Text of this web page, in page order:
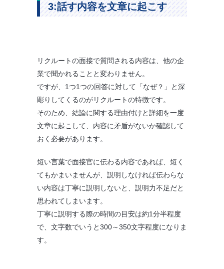
3:話す内容を文章に起こす
リクルートの面接で質問される内容は、他の企
業で聞かれることと変わりません。
ですが、1つ1つの回答に対して「なぜ？」と深
彫りしてくるのがリクルートの特徴です。
そのため、結論に関する理由付けと詳細を一度
文章に起こして、内容に矛盾がないか確認して
おく必要があります。
短い言葉で面接官に伝わる内容であれば、短く
てもかまいませんが、説明しなければ伝わらな
い内容は丁寧に説明しないと、説明力不足だと
思われてしまいます。
丁寧に説明する際の時間の目安は約1分半程度
で、文字数でいうと300～350文字程度になりま
す。